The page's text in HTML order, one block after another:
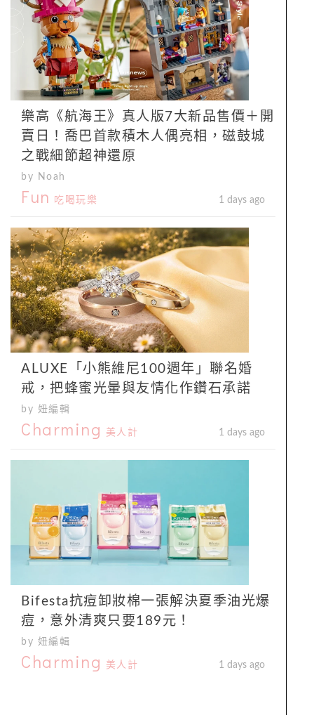
樂高《航海王》真人版7大新品售價＋開
賣日！喬巴首款積木人偶亮相，磁鼓城
之戰細節超神還原
by Noah
Fun 吃喝玩樂 1 days ago
ALUXE「小熊維尼100週年」聯名婚
戒，把蜂蜜光暈與友情化作鑽石承諾
by 妞編輯
Charming 美人計 1 days ago
Bifesta抗痘卸妝棉一張解決夏季油光爆
痘，意外清爽只要189元！
by 妞編輯
Charming 美人計 1 days ago